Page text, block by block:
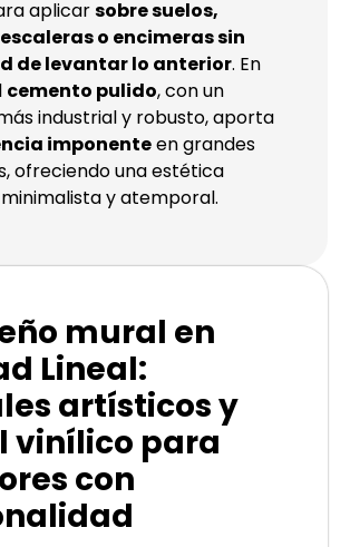
aplicarsobre suelos,
o encimeras sin
de levantar lo anterior. En
cemento pulido, con un
industrial y robusto, aporta
imponenteen grandes
ofreciendo una estética
y atemporal.
mural en
Lineal:
artísticos y
vinílico para
con